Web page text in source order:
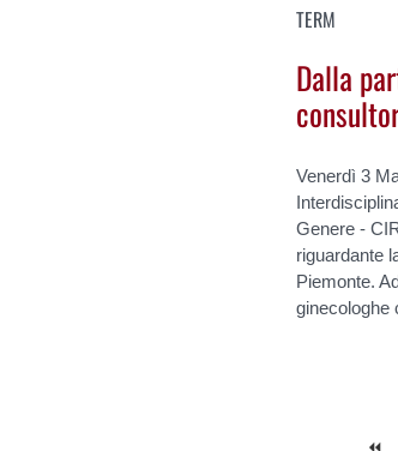
TERM
Dalla
Venerdì 3
Genere -
riguardante
Piemonte.
ginecologhe